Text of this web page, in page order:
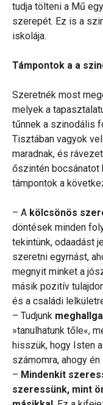
tudja tölteni a Mű
szerepét. Ez is a
iskolája.
Támpontok a a
Szeretnék most
melyek a
tűnnek a szinodális
Tisztában vagyok
maradnak, és
őszintén bocsánatot
támpontok a
– A kölcsönös
döntések minden
tekintünk, odaadást
szeretni egymást,
megnyit minket a
másik pozitív
és a családi
– Tudjunk
»tanulhatunk tőle«,
hisszük, hogy Isten
számomra, ahogy
– Mindenkit
szeressünk, mint